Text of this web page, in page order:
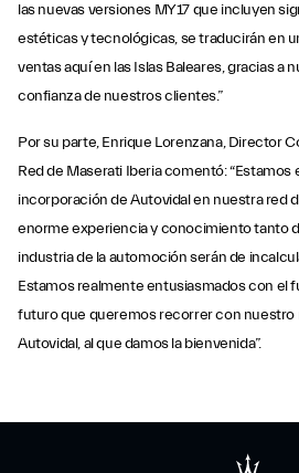
las nuevas versiones MY17 que incluyen
estéticas y tecnológicas, se traducirán en
ventas aquí en las Islas Baleares, gracias a
confianza de nuestros clientes.”
Por su parte, Enrique Lorenzana, Director
Red de Maserati Iberia comentó: “Estamos
incorporación de Autovidal en nuestra red
enorme experiencia y conocimiento tanto
industria de la automoción serán de
Estamos realmente entusiasmados con el
futuro que queremos recorrer con nuestro
Autovidal, al que damos la bienvenida”.